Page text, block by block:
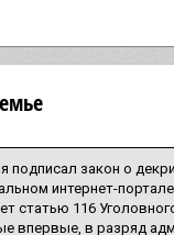
закон о
интернет-
статью 116
впервые, в разряд